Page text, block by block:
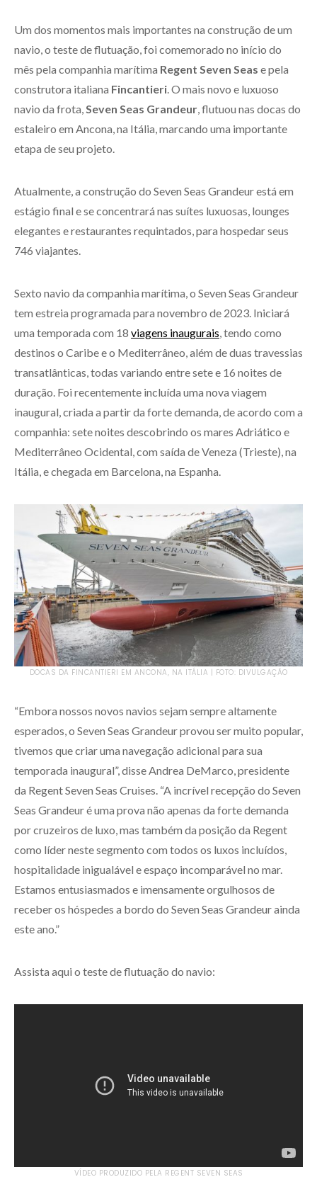
Um dos momentos mais importantes na construção de um
navio, o teste de flutuação, foi comemorado no início do
mês pela companhia marítima Regent Seven Seas e pela
construtora italiana Fincantieri . O mais novo e luxuoso
navio da frota, Seven Seas Grandeur , flutuou nas docas do
estaleiro em Ancona, na Itália, marcando uma importante
etapa de seu projeto.
Atualmente, a construção do Seven Seas Grandeur está em
estágio final e se concentrará nas suítes luxuosas, lounges
elegantes e restaurantes requintados, para hospedar seus
746 viajantes.
Sexto navio da companhia marítima, o Seven Seas Grandeur
tem estreia programada para novembro de 2023. Iniciará
uma temporada com 18 viagens inaugurais , tendo como
destinos o Caribe e o Mediterrâneo, além de duas travessias
transatlânticas, todas variando entre sete e 16 noites de
duração. Foi recentemente incluída uma nova viagem
inaugural, criada a partir da forte demanda, de acordo com a
companhia: sete noites descobrindo os mares Adriático e
Mediterrâneo Ocidental, com saída de Veneza (Trieste), na
Itália, e chegada em Barcelona, na Espanha.
DOCAS DA FINCANTIERI EM ANCONA, NA ITÁLIA | FOTO: DIVULGAÇÃO
“Embora nossos novos navios sejam sempre altamente
esperados, o Seven Seas Grandeur provou ser muito popular,
tivemos que criar uma navegação adicional para sua
temporada inaugural”, disse Andrea DeMarco, presidente
da Regent Seven Seas Cruises. “A incrível recepção do Seven
Seas Grandeur é uma prova não apenas da forte demanda
por cruzeiros de luxo, mas também da posição da Regent
como líder neste segmento com todos os luxos incluídos,
hospitalidade inigualável e espaço incomparável no mar.
Estamos entusiasmados e imensamente orgulhosos de
receber os hóspedes a bordo do Seven Seas Grandeur ainda
este ano.”
Assista aqui o teste de flutuação do navio:
VÍDEO PRODUZIDO PELA REGENT SEVEN SEAS